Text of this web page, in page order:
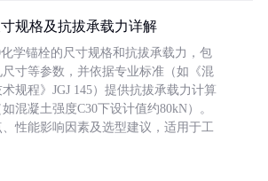
规格及抗拔承载力详解
学锚栓的尺寸规格和抗拔承载力，包
寸等参数，并依据专业标准（如《混
规程》JGJ 145）提供抗拔承载力计算
混凝土强度C30下设计值约80kN）。
性能影响因素及选型建议，适用于工